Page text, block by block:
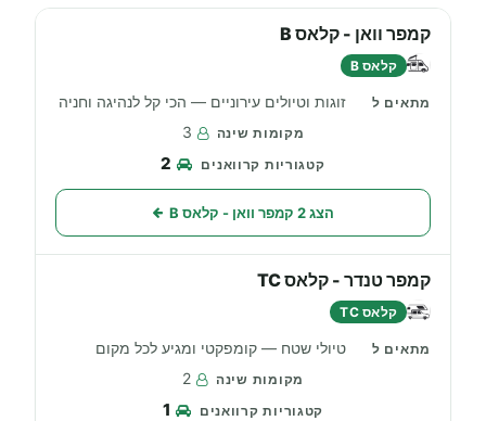
קמפר וואן - קלאס B
קלאס B
זוגות וטיולים עירוניים — הכי קל לנהיגה וחניה
3
2
הצג 2 קמפר וואן - קלאס B
קמפר טנדר - קלאס TC
קלאס TC
טיולי שטח — קומפקטי ומגיע לכל מקום
2
1